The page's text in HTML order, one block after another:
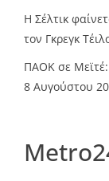
Η Σέλτικ
τον Γκρεγκ
ΠΑΟΚ σε Μεϊτέ:
8 Αυγούστου